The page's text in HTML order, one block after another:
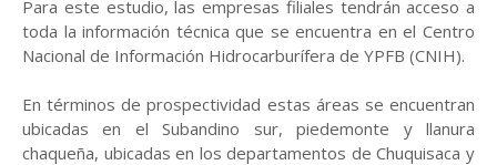
Para este estudio, las empresas filiales tendrán acceso a
toda la información técnica que se encuentra en el Centro
Nacional de Información Hidrocarburífera de YPFB (CNIH).
En términos de prospectividad estas áreas se encuentran
ubicadas en el Subandino sur, piedemonte y llanura
chaqueña, ubicadas en los departamentos de Chuquisaca y